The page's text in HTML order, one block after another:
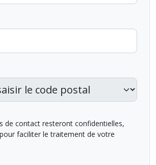
de contact resteront confidentielles,
faciliter le traitement de votre